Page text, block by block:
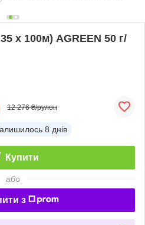
х 100м) AGREEN 50 г/
12 276 ₴/рулон
8 днів
Купити
або
з